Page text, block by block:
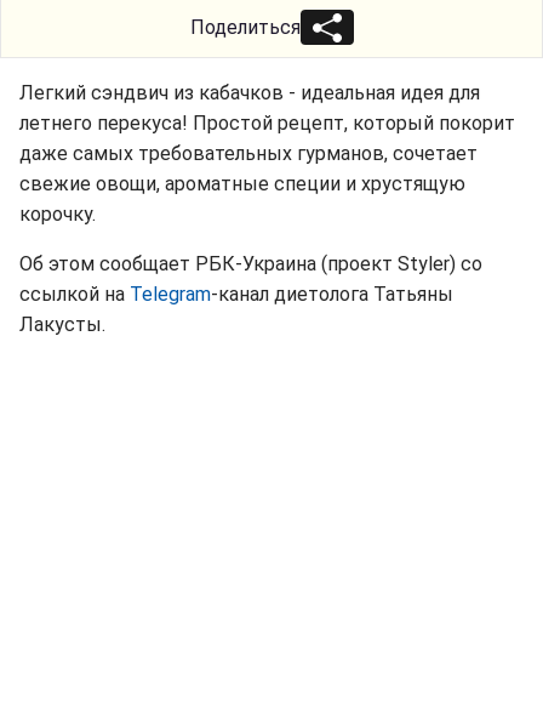
Поделиться
Легкий сэндвич из кабачков - идеальная идея для
летнего перекуса! Простой рецепт, который покорит
даже самых требовательных гурманов, сочетает
свежие овощи, ароматные специи и хрустящую
корочку.
Об этом сообщает РБК-Украина (проект Styler) со
ссылкой на Telegram-канал диетолога Татьяны
Лакусты.